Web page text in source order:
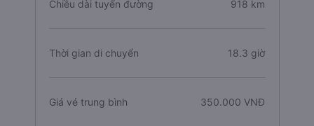
Chiều dài tuyến đường 918 km
Thời gian di chuyển 18.3 giờ
Giá vé trung bình 350.000 VNĐ